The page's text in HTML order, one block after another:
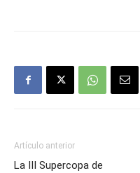
Artículo anterior
La III Supercopa de